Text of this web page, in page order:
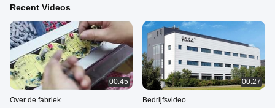
Recent Videos
00:45
Over de fabriek
00:27
Bedrijfsvideo